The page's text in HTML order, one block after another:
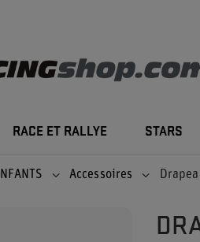
RACE ET RALLYE STARS
Accessoires